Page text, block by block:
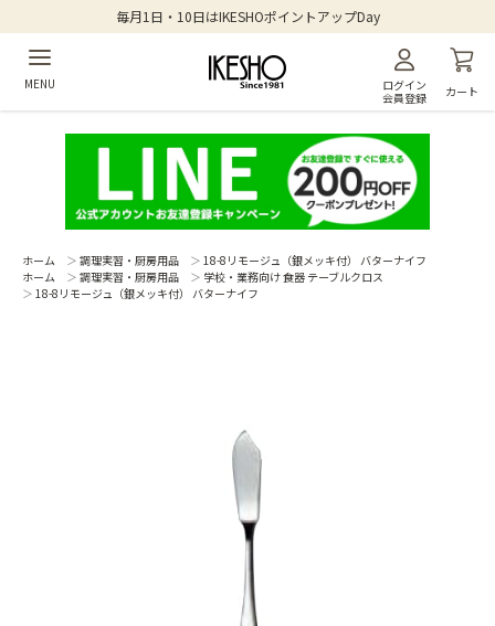
毎月1日・10日はIKESHOポイントアップDay
MENU
ログイン
会員登録
カート
ホーム ＞ 調理実習・厨房用品 ＞ 18-8リモージュ（銀メッキ付） バターナイフ
ホーム
＞ 調理実習・厨房用品 ＞ 学校・業務向け 食器 テーブルクロス
＞ 18-8リモージュ（銀メッキ付） バターナイフ